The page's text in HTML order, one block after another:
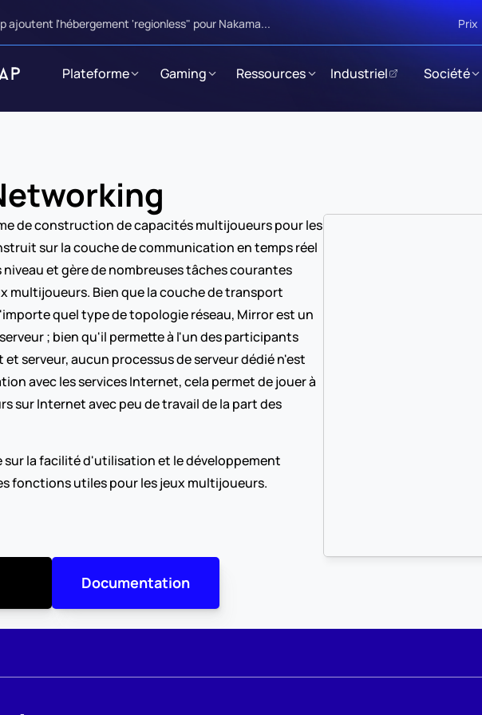
ajoutent l'hébergement 'regionless" pour Nakama... Prix
Plateforme Gaming Ressources Industriel Société
de construction de capacités multijoueurs pour les
sur la couche de communication en temps réel
et gère de nombreuses tâches courantes
multijoueurs. Bien que la couche de transport
quel type de topologie réseau, Mirror est un
; bien qu'il permette à l'un des participants
serveur, aucun processus de serveur dédié n'est
avec les services Internet, cela permet de jouer à
sur Internet avec peu de travail de la part des
sur la facilité d'utilisation et le développement
fonctions utiles pour les jeux multijoueurs.
Documentation